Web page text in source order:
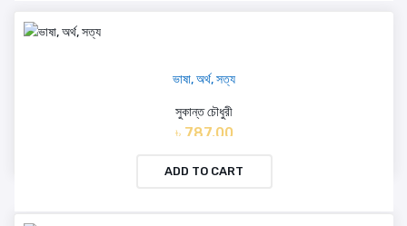
ভাষা, অর্থ, সত্য
সুকান্ত চৌধুরী
৳ 787.00
ADD TO CART